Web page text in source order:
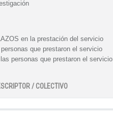
en la prestación del servicio
que prestaron el servicio
personas que prestaron el servicio
/ COLECTIVO